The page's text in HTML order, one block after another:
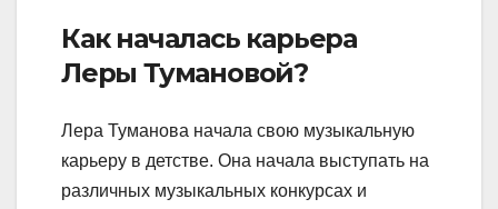
Как началась карьера
Леры Тумановой?
Лера Туманова начала свою музыкальную
карьеру в детстве. Она начала выступать на
различных музыкальных конкурсах и